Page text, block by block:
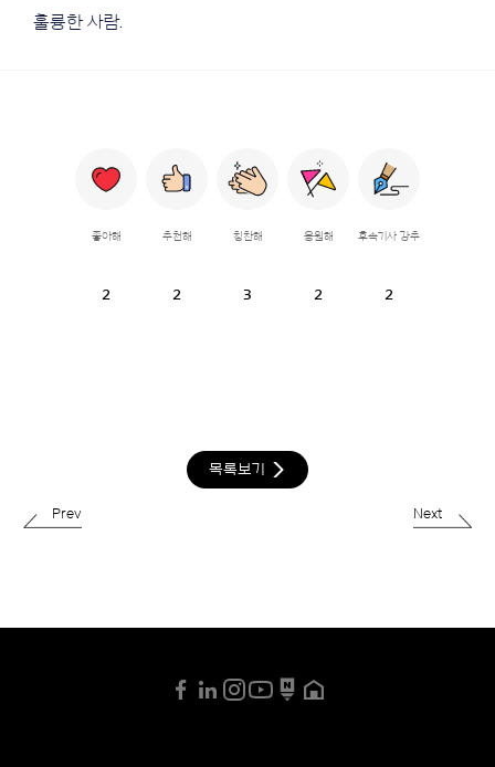
훌륭한 사람.
좋아해
2
추천해
2
칭찬해
3
응원해
2
후속기사 강추
2
목록보기
Prev Next